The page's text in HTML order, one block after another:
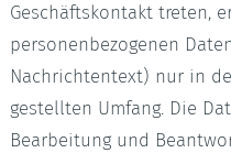
Geschäftskontakt treten,
personenbezogenen
Nachrichtentext) nur in
gestellten Umfang. Die
Bearbeitung und